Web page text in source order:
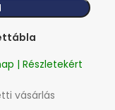
| Részletekért
vásárlás